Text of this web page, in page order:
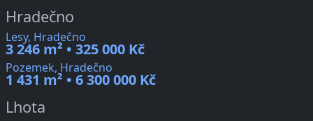
Hradečno
Lesy, Hradečno
3 246 m² • 325 000 Kč
Pozemek, Hradečno
1 431 m² • 6 300 000 Kč
Lhota